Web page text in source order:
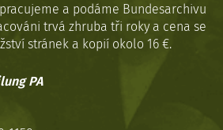
a podáme Bundesarchivu
trvá zhruba tři roky a cena se
stránek a kopií okolo 16 €.
PA